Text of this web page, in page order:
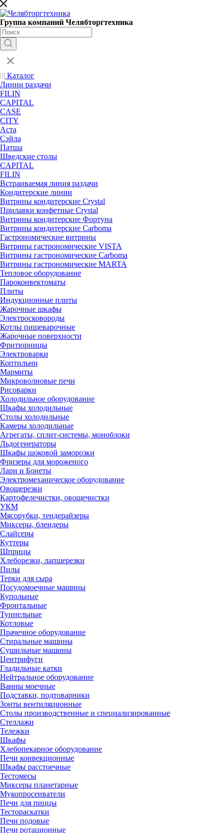
Группа компаний Челябторгтехника
Каталог
Линии раздачи
FILIN
CAPITAL
CASE
CITY
Аста
Сэйла
Патша
Шведские столы
CAPITAL
FILIN
Встраиваемая линия раздачи
Кондитерские линии
Витрины кондитерские Crystal
Прилавки конфетные Crystal
Витрины кондитерские Фортуна
Витрины кондитерские Carboma
Гастрономические витрины
Витрины гастрономические VISTA
Витрины гастрономические Carboma
Витрины гастрономические MARTA
Тепловое оборудование
Пароконвектоматы
Плиты
Индукционные плиты
Жарочные шкафы
Электросковороды
Котлы пищеварочные
Жарочные поверхности
Фритюрницы
Электроварки
Коптильни
Мармиты
Микроволновые печи
Рисоварки
Холодильное оборудование
Шкафы холодильные
Столы холодильные
Камеры холодильные
Агрегаты, сплит-системы, моноблоки
Льдогенераторы
Шкафы шоковой заморозки
Фризеры для мороженого
Лари и Бонеты
Электромеханическое оборудование
Овощерезки
Картофелечистки, овощечистки
УКМ
Мясорубки, тендерайзеры
Миксеры, блендеры
Слайсеры
Куттеры
Шприцы
Хлеборезки, лапшерезки
Пилы
Терки для сыра
Посудомоечные машины
Купольные
Фронтальные
Туннельные
Котловые
Прачечное оборудование
Стиральные машины
Сушильные машины
Центрифуги
Гладильные катки
Нейтральное оборудование
Ванны моечные
Подставки, подтоварники
Зонты вентиляционные
Столы производственные и специализированные
Стеллажи
Тележки
Шкафы
Хлебопекарное оборудование
Печи конвекционные
Шкафы расстоечные
Тестомесы
Миксеры планетарные
Мукопросеиватели
Печи для пиццы
Тестораскатки
Печи подовые
Печи ротационные